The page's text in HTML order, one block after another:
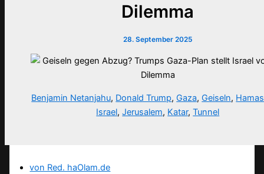
Dilemma
28. September 2025
Benjamin Netanjahu, Donald Trump, Gaza, Geiseln, Hamas
Israel,Jerusalem, Katar,Tunnel
von Red. haOlam.de